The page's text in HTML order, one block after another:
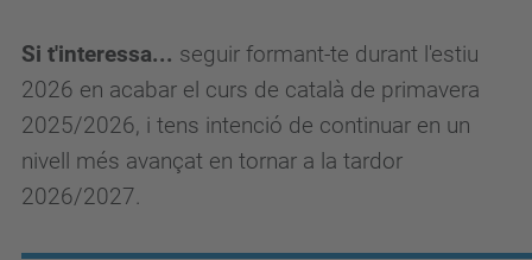
Si t'interessa... seguir formant-te durant l'estiu
2026 en acabar el curs de català de primavera
2025/2026, i tens intenció de continuar en un
nivell més avançat en tornar a la tardor
2026/2027.